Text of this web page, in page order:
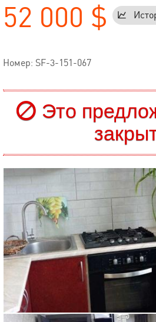
52 000 $
Номер: SF-3-151-067
Это